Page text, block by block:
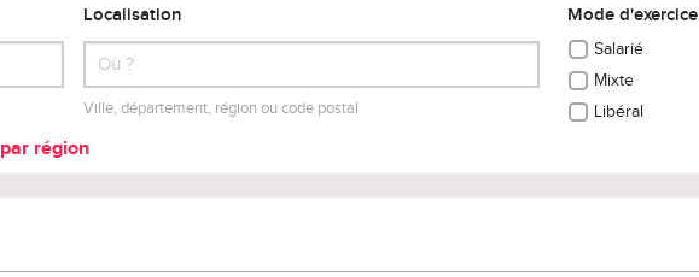
Localisation
Ville, département, région ou code postal
Mode d'exercice
Salarié
Mixte
Libéral
région